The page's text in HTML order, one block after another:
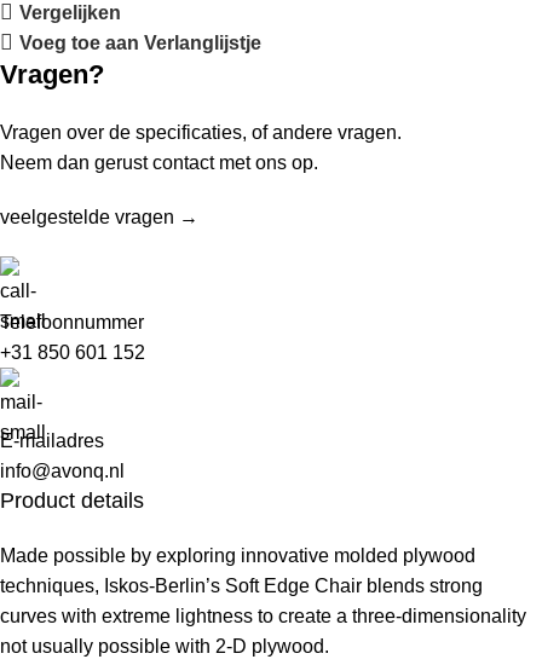
Vergelijken
Voeg toe aan Verlanglijstje
Vragen?
Vragen over de specificaties, of andere vragen.
Neem dan gerust contact met ons op.
veelgestelde vragen →
Telefoonnummer
+31 850 601 152
E-mailadres
info@avonq.nl
Product details
Made possible by exploring innovative molded plywood
techniques, Iskos-Berlin’s Soft Edge Chair blends strong
curves with extreme lightness to create a three-dimensionality
not usually possible with 2-D plywood.